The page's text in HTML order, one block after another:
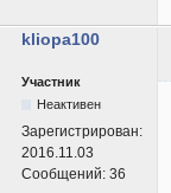
kliopa100
Участник
Неактивен
Зарегистрирован:
2016.11.03
Сообщений: 36